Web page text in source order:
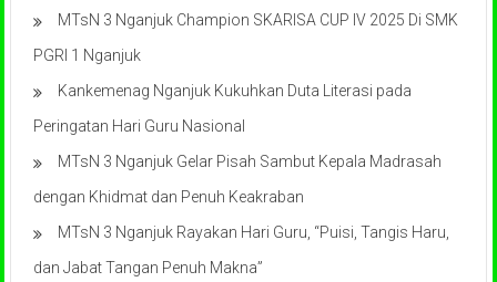
MTsN 3 Nganjuk Champion SKARISA CUP IV 2025 Di SMK
PGRI 1 Nganjuk
Kankemenag Nganjuk Kukuhkan Duta Literasi pada
Peringatan Hari Guru Nasional
MTsN 3 Nganjuk Gelar Pisah Sambut Kepala Madrasah
dengan Khidmat dan Penuh Keakraban
MTsN 3 Nganjuk Rayakan Hari Guru, “Puisi, Tangis Haru,
dan Jabat Tangan Penuh Makna”